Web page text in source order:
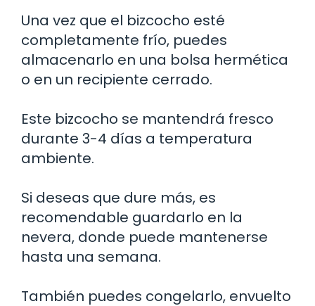
Una vez que el bizcocho esté
completamente frío, puedes
almacenarlo en una bolsa hermética
o en un recipiente cerrado.
Este bizcocho se mantendrá fresco
durante 3-4 días a temperatura
ambiente.
Si deseas que dure más, es
recomendable guardarlo en la
nevera, donde puede mantenerse
hasta una semana.
También puedes congelarlo, envuelto